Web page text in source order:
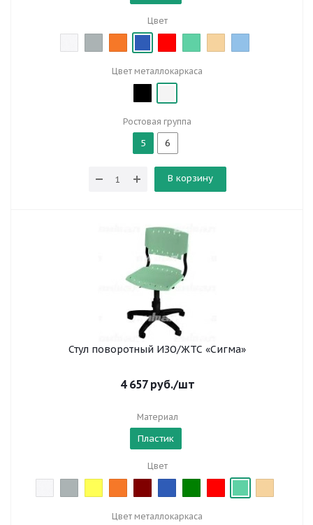
Цвет
Цвет металлокаркаса
Ростовая группа
5 6
В корзину
Стул поворотный ИЗО/ЖТС «Сигма»
4 657руб./шт
Материал
Пластик
Цвет
Цвет металлокаркаса